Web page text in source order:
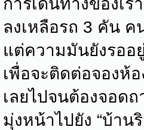
การเดินทางของเ
ลงเหลือรถ 3 คัน
แต่ความมันยังรออ
เพื่อจะติดต่อจองห้
เลยไปจนต้องจอด
มุ่งหน้าไปยัง “บ้าน